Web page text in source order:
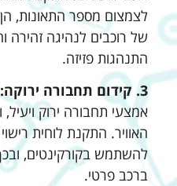
לצמצום מספר התאונות,
של רוכבים לנהיגה זהירה
התנהגות פזיזה.
3. קידום תחבורה ירוקה:
אמצעי תחבורה ירוק
האוויר. התקנת לוחית
להשתמש בקורקינטים,
ברכב פרטי.